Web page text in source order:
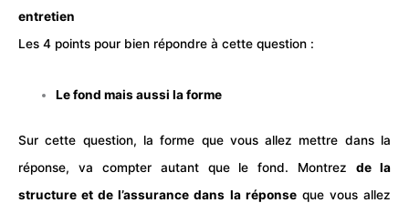
entretien
Les 4 points pour bien répondre à cette question :
Le fond mais aussi la forme
Sur cette question, la forme que vous allez mettre dans la
réponse, va compter autant que le fond. Montrezde la
structure et de l’assurance dans la réponseque vous allez